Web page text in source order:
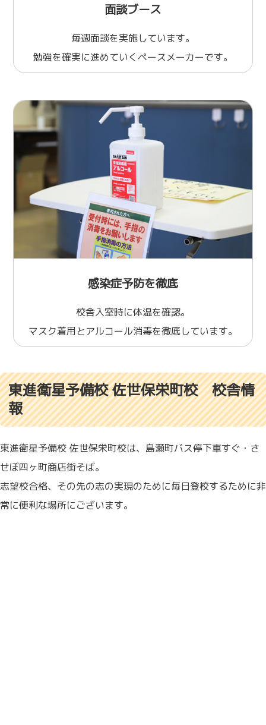
面談ブース
毎週面談を実施しています。
勉強を確実に進めていくペースメーカーです。
感染症予防を徹底
校舎入室時に体温を確認。
マスク着用とアルコール消毒を徹底しています。
東進衛星予備校 佐世保栄町校 校舎情
報
東進衛星予備校 佐世保栄町校は、島瀬町バス停下車すぐ・さ
せぼ四ヶ町商店街そば。
志望校合格、その先の志の実現のために毎日登校するために非
常に便利な場所にございます。